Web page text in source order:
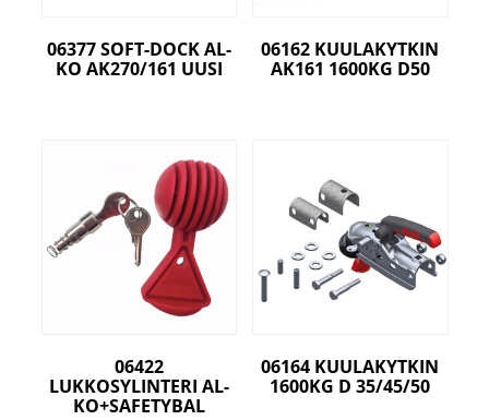
06377 SOFT-DOCK AL-
KO AK270/161 UUSI
06162 KUULAKYTKIN
AK161 1600KG D50
06422
LUKKOSYLINTERI AL-
KO+SAFETYBAL
06164 KUULAKYTKIN
1600KG D 35/45/50